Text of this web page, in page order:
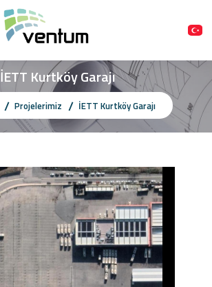
İETT Kurtköy Garajı
Projelerimiz İETT Kurtköy Garajı